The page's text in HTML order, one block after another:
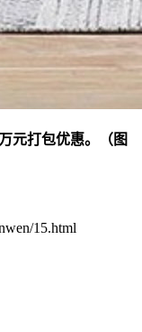
元打包优惠。（图
15.html